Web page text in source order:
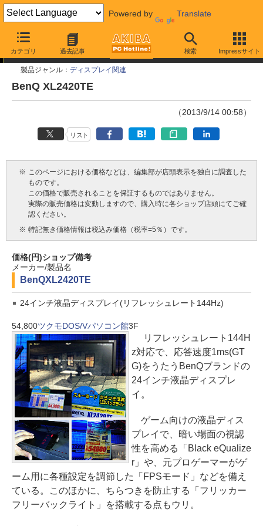
Powered by Translate
カテゴリ 過去記事 検索 Impressサイト
今週見つけた新製品
製品ジャンル： ディスプレイ関連
BenQ XL2420TE
（2013/9/14 00:58）
リスト
※ このページにおける価格などは、編集部が店頭表示を独自に調査した
ものです。
この価格で販売されることを保証するものではありません。
実際の販売価格は変動しますので、購入時に各ショップ店頭にてご確
認ください。
※ 特記無き価格情報は税込み価格（税率=5％）です。
価格(円)ショップ備考
メーカー/製品名
BenQXL2420TE
24インチ液晶ディスプレイ(リフレッシュレート144Hz)
54,800ツクモDOS/Vパソコン館3F
リフレッシュレート144H
z対応で、応答速度1ms(GT
G)をうたうBenQブランドの
24インチ液晶ディスプレ
イ。
ゲーム向けの液晶ディス
プレイで、暗い場面の視認
性を高める「Black eQualize
r」や、元プロゲーマーがゲ
ーム用に各種設定を調節した「FPSモード」などを備え
ている。このほかに、ちらつきを防止する「フリッカー
フリーバックライト」を搭載する点もウリ。